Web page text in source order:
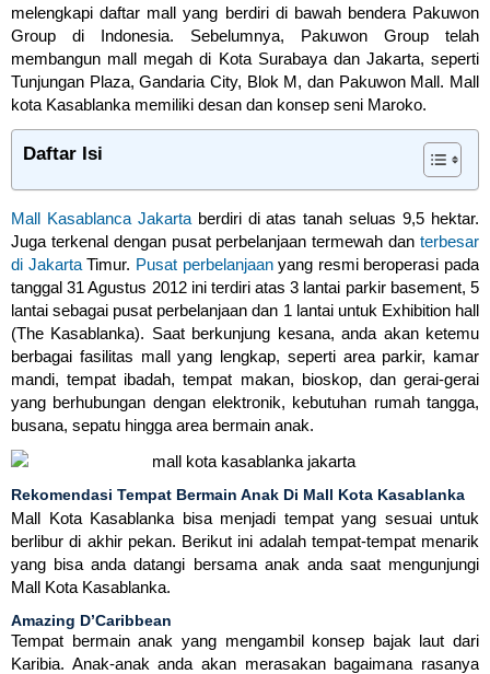
melengkapi daftar mall yang berdiri di bawah bendera Pakuwon
Group di Indonesia. Sebelumnya, Pakuwon Group telah
membangun mall megah di Kota Surabaya dan Jakarta, seperti
Tunjungan Plaza, Gandaria City, Blok M, dan Pakuwon Mall. Mall
kota Kasablanka memiliki desan dan konsep seni Maroko.
Daftar Isi
Mall Kasablanca Jakartaberdiri di atas tanah seluas 9,5 hektar.
Juga terkenal dengan pusat perbelanjaan termewah dan terbesar
di JakartaTimur. Pusat perbelanjaanyang resmi beroperasi pada
tanggal 31 Agustus 2012 ini terdiri atas 3 lantai parkir basement, 5
lantai sebagai pusat perbelanjaan dan 1 lantai untuk Exhibition hall
(The Kasablanka). Saat berkunjung kesana, anda akan ketemu
berbagai fasilitas mall yang lengkap, seperti area parkir, kamar
mandi, tempat ibadah, tempat makan, bioskop, dan gerai-gerai
yang berhubungan dengan elektronik, kebutuhan rumah tangga,
busana, sepatu hingga area bermain anak.
Rekomendasi Tempat Bermain Anak Di Mall Kota Kasablanka
Mall Kota Kasablanka bisa menjadi tempat yang sesuai untuk
berlibur di akhir pekan. Berikut ini adalah tempat-tempat menarik
yang bisa anda datangi bersama anak anda saat mengunjungi
Mall Kota Kasablanka.
Amazing D’Caribbean
Tempat bermain anak yang mengambil konsep bajak laut dari
Karibia. Anak-anak anda akan merasakan bagaimana rasanya